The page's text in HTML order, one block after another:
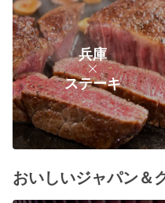
兵庫
ステーキ
おいしいジャパン＆